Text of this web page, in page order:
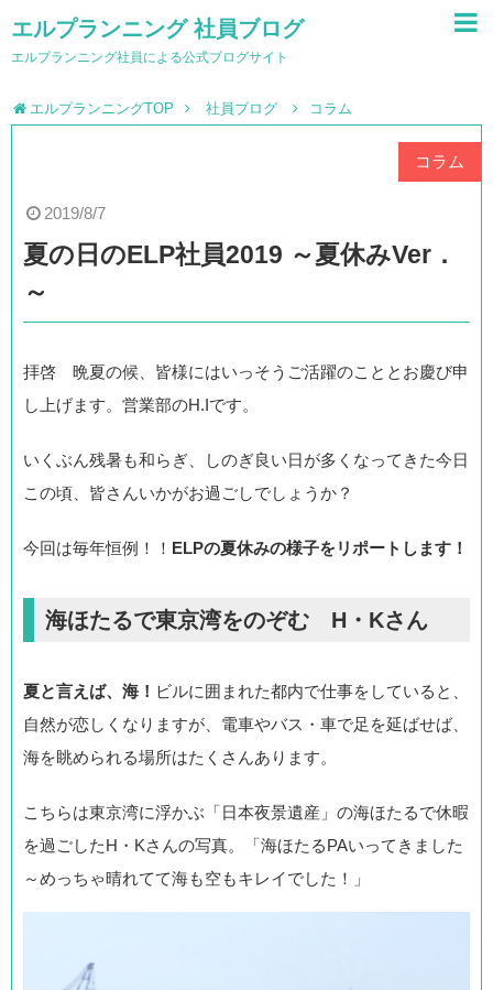
エルプランニング 社員ブログ
エルプランニング社員による公式ブログサイト
エルプランニングTOP 社員ブログ コラム
2019/8/7
コラム
夏の日のELP社員2019 ～夏休みVer．
～
拝啓 晩夏の候、皆様にはいっそうご活躍のこととお慶び申
し上げます。営業部のH.Iです。
いくぶん残暑も和らぎ、しのぎ良い日が多くなってきた今日
この頃、皆さんいかがお過ごしでしょうか？
今回は毎年恒例！！ ELPの夏休みの様子をリポートします！
海ほたるで東京湾をのぞむ H・Kさん
夏と言えば、海！ ビルに囲まれた都内で仕事をしていると、
自然が恋しくなりますが、電車やバス・車で足を延ばせば、
海を眺められる場所はたくさんあります。
こちらは東京湾に浮かぶ「日本夜景遺産」の海ほたるで休暇
を過ごしたH・Kさんの写真。「海ほたるPAいってきました
～めっちゃ晴れてて海も空もキレイでした！」